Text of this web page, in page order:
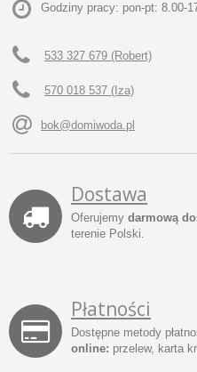
Godziny pracy: pon-pt: 8.00-
533 327 679 (Robert)
570 018 537 (Iza)
bok@domiwoda.pl
Dostawa
Oferujemy darmową
terenie Polski.
Płatności
Dostępne metody
online: przelew, karta